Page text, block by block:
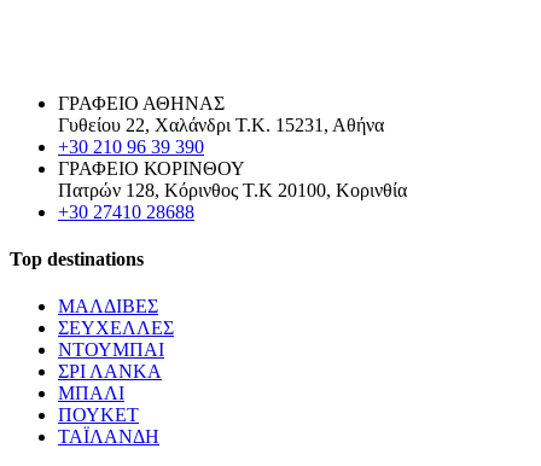
ΓΡΑΦΕΙΟ ΑΘΗΝΑΣ
Γυθείου 22, Χαλάνδρι Τ.Κ. 15231, Αθήνα
+30 210 96 39 390
ΓΡΑΦΕΙΟ ΚΟΡΙΝΘΟΥ
Πατρών 128, Κόρινθος Τ.Κ 20100, Κορινθία
+30 27410 28688
Top destinations
ΜΑΛΔΙΒΕΣ
ΣΕΥΧΕΛΛΕΣ
ΝΤΟΥΜΠΑΙ
ΣΡΙ ΛΑΝΚΑ
ΜΠΑΛΙ
ΠΟΥΚΕΤ
ΤΑΪΛΑΝΔΗ